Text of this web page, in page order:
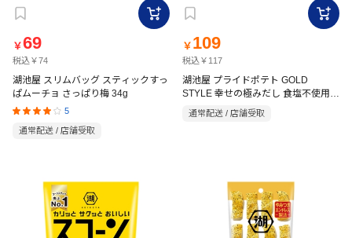
￥69
税込￥74
湖池屋 スリムバッグ スティックすっ
ぱムーチョ さっぱり梅 34g
5
通常配送 / 店舗受取
￥ 109
税込￥117
湖池屋 プライドポテト GOLD
STYLE 幸せの極みだし 食塩不使用
通常配送 / 店舗受取